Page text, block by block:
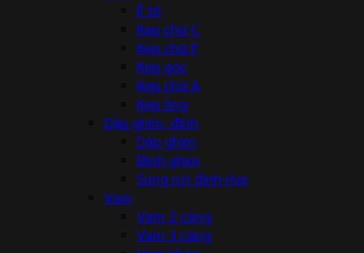
Ê tô
Kẹp chữ C
Kẹp chữ F
Kẹp góc
Kẹp chữ A
Kẹp ống
Dập ghim, đinh
Dập ghim
Đinh ghim
Súng rút đinh rive
Vam
Vam 2 càng
Vam 3 càng